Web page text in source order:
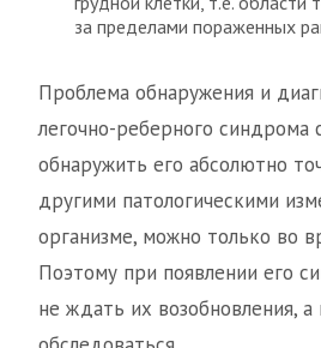
за пределами пораженных
Проблема обнаружения и
легочно-реберного синдрома
обнаружить его абсолютно
другими патологическими
организме, можно только во
Поэтому при появлении его
не ждать их возобновления,